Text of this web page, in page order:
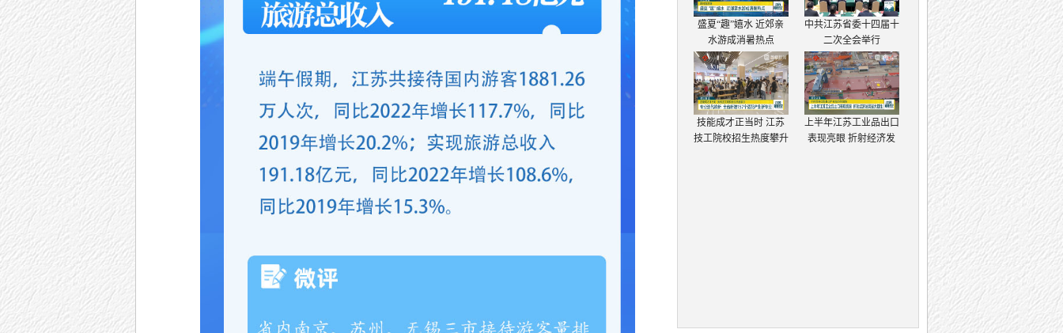
盛夏“趣”嬉水 近郊亲
水游成消暑热点
中共江苏省委十四届十
二次全会举行
技能成才正当时 江苏
技工院校招生热度攀升
上半年江苏工业品出口
表现亮眼 折射经济发